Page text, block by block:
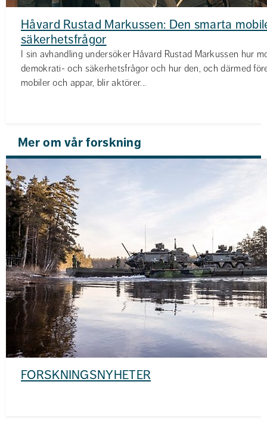
Håvard Rustad Markussen: Den smarta
säkerhetsfrågor
I sin avhandling undersöker Håvard Rustad Markussen hur
demokrati- och säkerhetsfrågor och hur den, och därmed
mobiler och appar, blir aktörer...
Mer om vår forskning
FORSKNINGSNYHETER